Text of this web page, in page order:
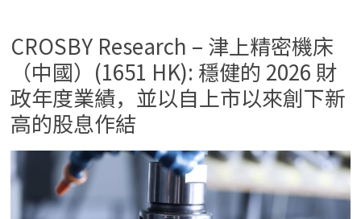
CROSBY Research – 津上精密機床
（中國）(1651 HK): 穩健的 2026 財
政年度業績，並以自上市以來創下新
高的股息作結